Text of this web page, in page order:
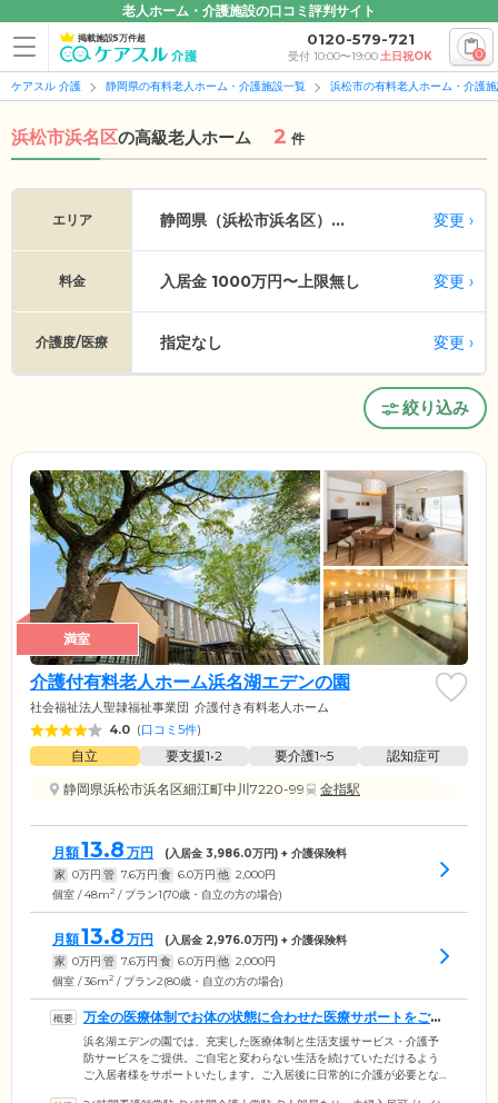
老人ホーム・介護施設の口コミ評判サイト
掲載施設5万件超 0120-579-721
受付 10:00〜19:00土日祝OK 0
ケアスル 介護 静岡県の有料老人ホーム・介護施設一覧 浜松市の有料老人ホーム・介護
浜松市浜名区の高級老人ホーム 2 件
エリア 静岡県（浜松市浜名区）... 変更
料金 入居金 1000万円〜上限無し 変更
介護度/医療 指定なし 変更
絞り込み
満室
介護付有料老人ホーム浜名湖エデンの園
社会福祉法人聖隷福祉事業団 介護付き有料老人ホーム
4.0 (口コミ5件)
自立 要支援1•2 要介護1~5
認知症可
静岡県浜松市浜名区細江町中川7220-99
金指駅
月額13.8 万円 (入居金 3,986.0万円) + 介護保険料
家 0万円 管 7.6万円 食 6.0万円 他 2,000円
個室 / 48m2 / プラン1(70歳・自立の方の場合)
月額13.8 万円 (入居金 2,976.0万円) + 介護保険料
家 0万円 管 7.6万円 食 6.0万円 他 2,000円
個室 / 36m2 / プラン2(80歳・自立の方の場合)
万全の医療体制でお体の状態に合わせた医療サポートをご提
供します
浜名湖エデンの園では、充実した医療体制と生活支援サービス・介護予
防サービスをご提供。ご自宅と変わらない生活を続けていただけるよう
ご入居者様をサポートいたします。ご入居後に日常的に介護が必要とな